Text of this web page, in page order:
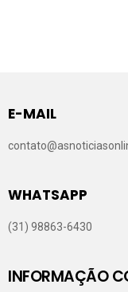
E-MAIL
WHATSAPP
(31) 98863-6430
INFORMAÇÃO